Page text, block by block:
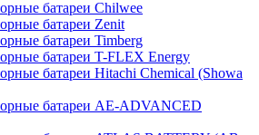
батареи Chilwee
батареи Zenit
батареи Timberg
батареи T-FLEX Energy
батареи Hitachi Chemical (Showa
батареи АЕ-ADVANCED